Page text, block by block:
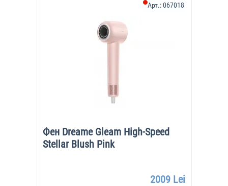
Фен Dreame Gleam High-Speed
Stellar Blush Pink
Арт.:067018
2009 Lei